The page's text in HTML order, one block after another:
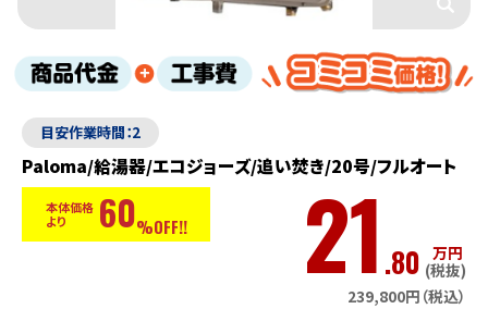
目安作業時間：2
Paloma/給湯器/エコジョーズ/追い焚き/20号/フルオート
本体価格
より
60%OFF!! 21 .80 万円
(税抜)
239,800円（税込）